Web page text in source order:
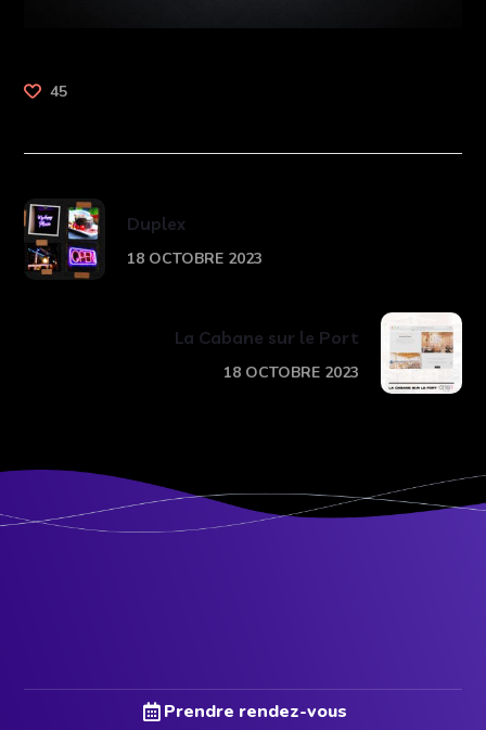
45
Duplex
18 OCTOBRE 2023
La Cabane sur le Port
18 OCTOBRE 2023
Prendre rendez-vous